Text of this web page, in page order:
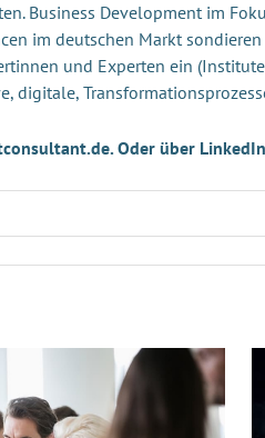
Business Development im
im deutschen Markt
und Experten ein
digitale,
Oder über